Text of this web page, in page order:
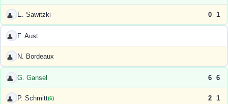
👤 E. Sawitzki 0 1
👤 F. Aust
👤 N. Bordeaux
👤 G. Gansel 6 6
👤 P. Schmitt(6) 2 1